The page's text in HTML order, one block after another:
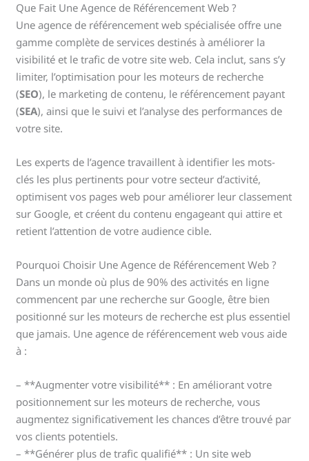
Que Fait Une Agence de Référencement Web ?
Une agence de référencement web spécialisée offre une
gamme complète de services destinés à améliorer la
visibilité et le trafic de votre site web. Cela inclut, sans s’y
limiter, l’optimisation pour les moteurs de recherche
(SEO), le marketing de contenu, le référencement payant
(SEA), ainsi que le suivi et l’analyse des performances de
votre site.
Les experts de l’agence travaillent à identifier les mots-
clés les plus pertinents pour votre secteur d’activité,
optimisent vos pages web pour améliorer leur classement
sur Google, et créent du contenu engageant qui attire et
retient l’attention de votre audience cible.
Pourquoi Choisir Une Agence de Référencement Web ?
Dans un monde où plus de 90% des activités en ligne
commencent par une recherche sur Google, être bien
positionné sur les moteurs de recherche est plus essentiel
que jamais. Une agence de référencement web vous aide
à :
– **Augmenter votre visibilité** : En améliorant votre
positionnement sur les moteurs de recherche, vous
augmentez significativement les chances d’être trouvé par
vos clients potentiels.
– **Générer plus de trafic qualifié** : Un site web